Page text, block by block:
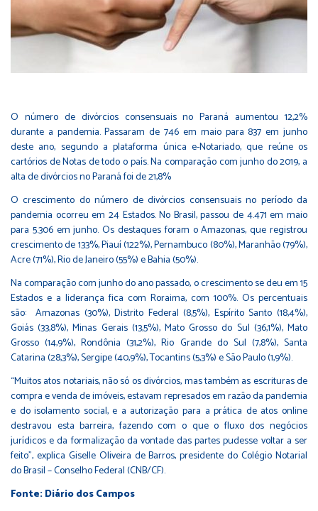
O número de divórcios consensuais no Paraná aumentou 12,2%
durante a pandemia. Passaram de 746 em maio para 837 em junho
deste ano, segundo a plataforma única e-Notariado, que reúne os
cartórios de Notas de todo o país. Na comparação com junho do 2019, a
alta de divórcios no Paraná foi de 21,8%
O crescimento do número de divórcios consensuais no período da
pandemia ocorreu em 24 Estados. No Brasil, passou de 4.471 em maio
para 5.306 em junho. Os destaques foram o Amazonas, que registrou
crescimento de 133%, Piauí (122%), Pernambuco (80%), Maranhão (79%),
Acre (71%), Rio de Janeiro (55%) e Bahia (50%).
Na comparação com junho do ano passado, o crescimento se deu em 15
Estados e a liderança fica com Roraima, com 100%. Os percentuais
são: Amazonas (30%), Distrito Federal (8,5%), Espírito Santo (18,4%),
Goiás (33,8%), Minas Gerais (13,5%), Mato Grosso do Sul (36,1%), Mato
Grosso (14,9%), Rondônia (31,2%), Rio Grande do Sul (7,8%), Santa
Catarina (28,3%), Sergipe (40,9%), Tocantins (5,3%) e São Paulo (1,9%).
“Muitos atos notariais, não só os divórcios, mas também as escrituras de
compra e venda de imóveis, estavam represados em razão da pandemia
e do isolamento social, e a autorização para a prática de atos online
destravou esta barreira, fazendo com o que o fluxo dos negócios
jurídicos e da formalização da vontade das partes pudesse voltar a ser
feito", explica Giselle Oliveira de Barros, presidente do Colégio Notarial
do Brasil – Conselho Federal (CNB/CF).
Fonte: Diário dos Campos